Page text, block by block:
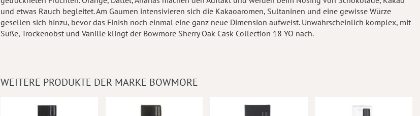
und etwas Rauch begleitet. Am Gaumen intensivieren sich die Kakaoaromen, Sultaninen und eine gewisse Würze
gesellen sich hinzu, bevor das Finish noch einmal eine ganz neue Dimension aufweist. Unwahrscheinlich komplex, mit
Süße, Trockenobst und Vanille klingt der Bowmore Sherry Oak Cask Collection 18 YO nach.
WEITERE PRODUKTE DER MARKE BOWMORE